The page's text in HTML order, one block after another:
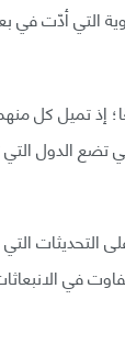
التي أدّت في
إذ تميل كل
تضع الدول
تشتمل هذه الدراسة على
في